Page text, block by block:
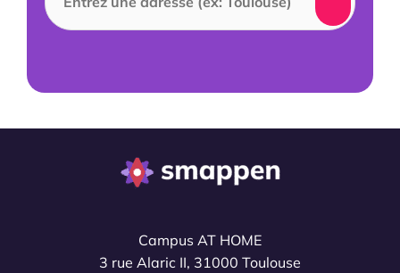
Campus AT HOME
3 rue Alaric II, 31000 Toulouse